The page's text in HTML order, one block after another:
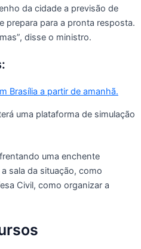
da cidade a previsão de
prepara para a pronta resposta.
disse o ministro.
Brasília a partir de amanhã.
uma plataforma de simulação
uma enchente
sala da situação, como
Civil, como organizar a